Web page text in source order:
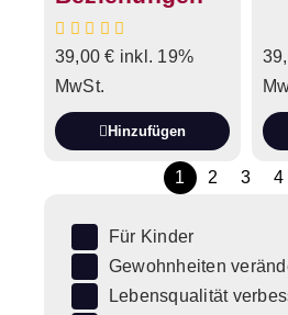
39,00€ inkl. 19%
MwSt.
Hinzufügen
1 2 3 4
Für Kinder
Gewohnheiten
Lebensqualität